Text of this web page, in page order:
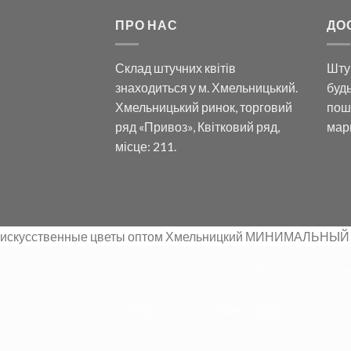
ПРО НАС
Склад штучних квітів
знаходиться у м. Хмельницький.
Хмельницький ринок, торговий
ряд «Привоз», Квітковий ряд,
місце: 211.
искусственные цветы оптом Хмельницкий